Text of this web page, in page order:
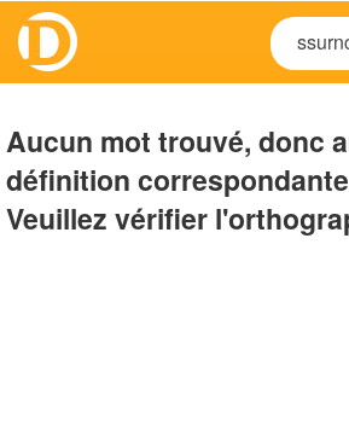
Aucun mot trouvé, donc
définition
Veuillez vérifier